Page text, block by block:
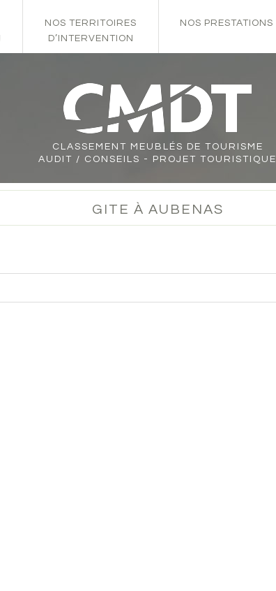
NOS TERRITOIRES
D’INTERVENTION
NOS PRESTATIONS
CLASSEMENT
MEUBLÉS DE TOURISME
AUDIT / CONSEILS - PROJET TOURISTIQUE
GITE À AUBENAS